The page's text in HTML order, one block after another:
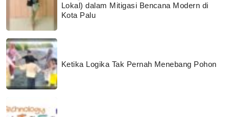
Lokal) dalam Mitigasi Bencana Modern di
Kota Palu
Ketika Logika Tak Pernah Menebang Pohon